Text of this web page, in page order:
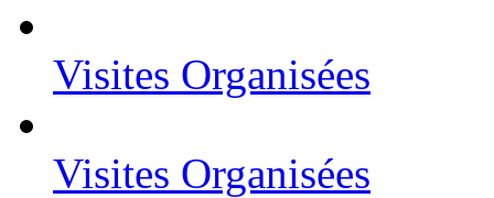
Visites Organisées
Visites Organisées